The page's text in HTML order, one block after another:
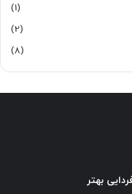
(1)
(2)
(8)
بهتر